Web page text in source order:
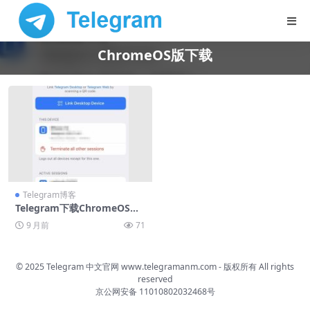
ChromeOS版下载
Telegram博客
Telegram下载ChromeOS版
安装指南
9 月前 71
© 2025 Telegram 中文官网 www.telegramanm.com- 版权所有All rights
reserved
京公网安备 11010802032468号